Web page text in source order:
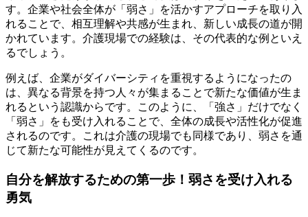
す。企業や社会全体が「弱さ」を活かすアプローチを取り入
れることで、相互理解や共感が生まれ、新しい成長の道が開
かれています。介護現場での経験は、その代表的な例といえ
るでしょう。
例えば、企業がダイバーシティを重視するようになったの
は、異なる背景を持つ人々が集まることで新たな価値が生ま
れるという認識からです。このように、「強さ」だけでなく
「弱さ」をも受け入れることで、全体の成長や活性化が促進
されるのです。これは介護の現場でも同様であり、弱さを通
じて新たな可能性が見えてくるのです。
自分を解放するための第一歩！弱さを受け入れる
勇気